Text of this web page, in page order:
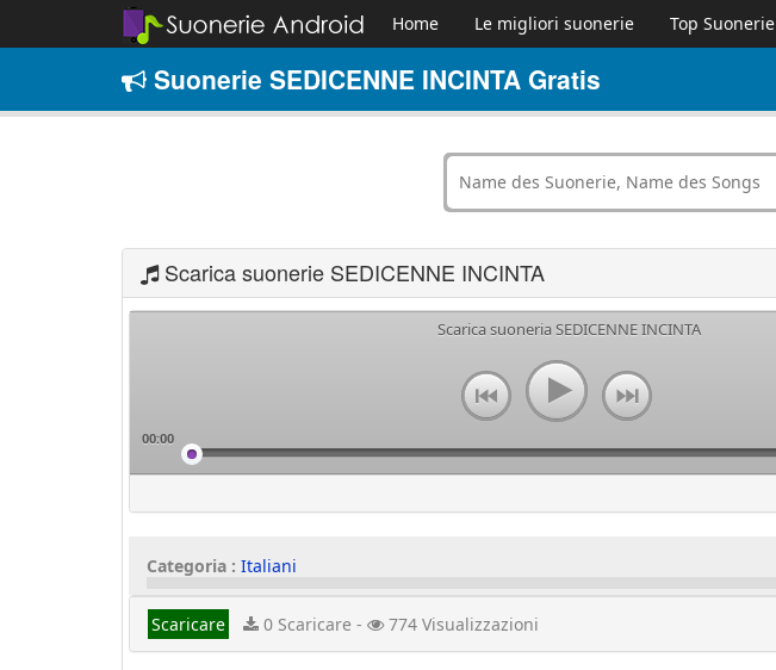
Home Le migliori suonerie Top Suonerie
Suonerie SEDICENNE INCINTA Gratis
Scarica suonerie SEDICENNE INCINTA
Scarica suoneria SEDICENNE INCINTA
00:00
Categoria : Italiani
Scaricare 0 Scaricare - 774 Visualizzazioni